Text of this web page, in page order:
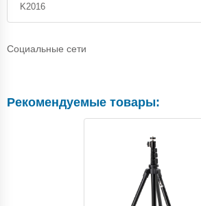
K2016
Социальные сети
Рекомендуемые товары: